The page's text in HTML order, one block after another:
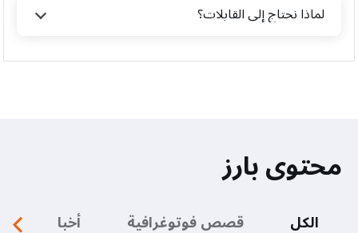
لماذا نحتاج إلى القابلات؟
محتوى بارز
الكل قصص فوتوغرافية أخبار